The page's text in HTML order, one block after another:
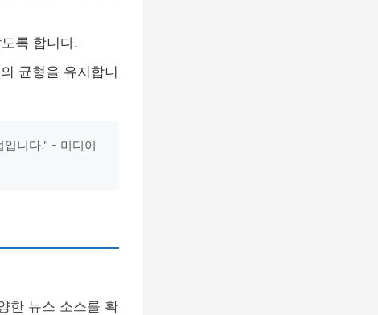
록 합니다.
균형을 유지합니
입니다." - 미디어
한 뉴스 소스를 확